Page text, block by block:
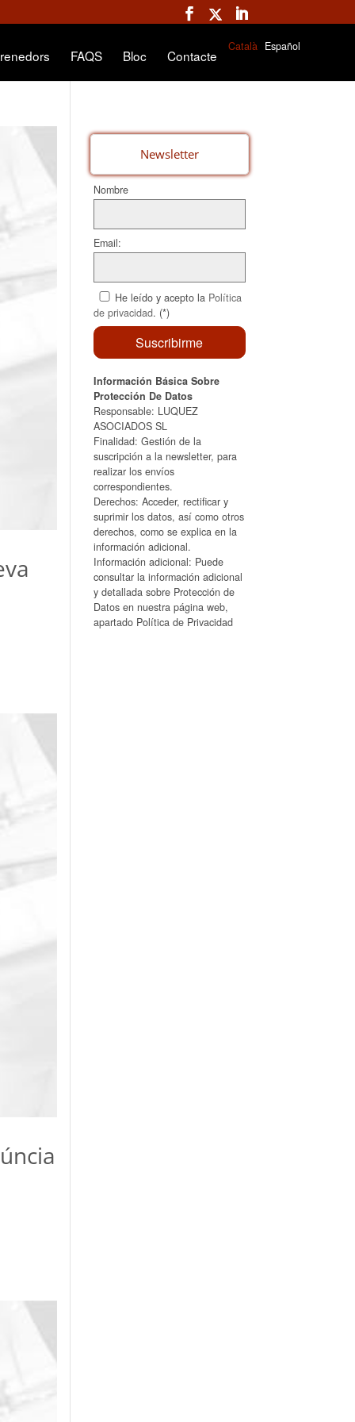
FAQS Bloc Contacte
Català Español
Newsletter
Nombre
Email:
He leído y acepto la Política
de privacidad. (*)
Información Básica Sobre
Protección De Datos
Responsable: LUQUEZ
ASOCIADOS SL
Finalidad: Gestión de la
suscripción a la newsletter, para
realizar los envíos
correspondientes.
Derechos: Acceder, rectificar y
suprimir los datos, así como otros
derechos, como se explica en la
información adicional.
Información adicional: Puede
consultar la información adicional
y detallada sobre Protección de
Datos en nuestra página web,
apartado Política de Privacidad